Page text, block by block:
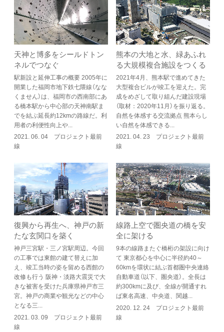
天神と博多をシールドトン
ネルでつなぐ
駅新設と延伸工事の概要 2005年に
開業した福岡市地下鉄七隈線（なな
くません）は、福岡市の西南部にあ
る橋本駅から中心部の天神南駅ま
でを結ぶ延長約12kmの路線だ。利
用者の利便性向上や...
2021. 06. 04 プロジェクト最前
線
熊本の大地と水、緑あふれ
る大規模複合施設をつくる
2021年4月、熊本駅で進めてきた
大型複合ビルが竣工を迎えた。完
成をめざして取り組んだ建設現場
（取材：2020年11月）を振り返る。
自然を体感する交流拠点 熊本らし
い自然を体感できる...
2021. 04. 23 プロジェクト最前
線
復興から再生へ、神戸の新
たな玄関口を築く
神戸三宮駅・三ノ宮駅周辺。今回
の工事では東館の建て替えに加
え、竣工当時の姿を留める西館の
改修も行う 阪神・淡路大震災で大
きな被害を受けた兵庫県神戸市三
宮。神戸の商業や観光などの中心
となる三...
2021. 03. 09 プロジェクト最前
線
線路上空で圏央道の橋を安
全に架ける
9本の線路またぐ橋桁の架設に向け
て 東京都心を中心に半径約40～
60kmを環状に結ぶ首都圏中央連絡
自動車道（以下、圏央道）。全長は
約300kmに及び、全線が開通すれ
ば東名高速、中央道、関越...
2020. 12. 24 プロジェクト最前
線